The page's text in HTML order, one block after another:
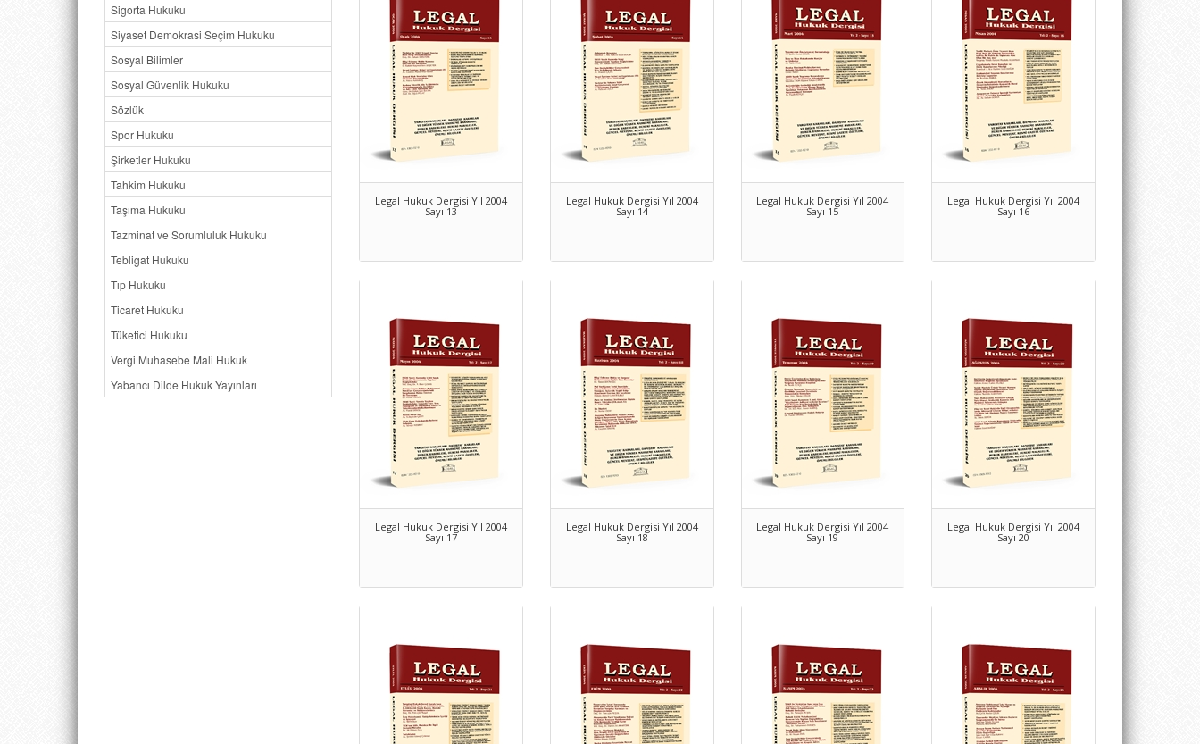
Sigorta Hukuku
Siyaset Demokrasi Seçim Hukuku
Sosyal Bilimler
Sosyal Güvenlik Hukuku
Sözlük
Spor Hukuku
Şirketler Hukuku
Tahkim Hukuku
Taşıma Hukuku
Tazminat ve Sorumluluk Hukuku
Tebligat Hukuku
Tıp Hukuku
Ticaret Hukuku
Tüketici Hukuku
Vergi Muhasebe Mali Hukuk
Yabancı Dilde Hukuk Yayınları
Legal Hukuk Dergisi Yıl 2004
Sayı 13
Legal Hukuk Dergisi Yıl 2004
Sayı 14
Legal Hukuk Dergisi Yıl 2004
Sayı 15
Legal Hukuk Dergisi Yıl 2004
Sayı 16
Legal Hukuk Dergisi Yıl 2004
Sayı 17
Legal Hukuk Dergisi Yıl 2004
Sayı 18
Legal Hukuk Dergisi Yıl 2004
Sayı 19
Legal Hukuk Dergisi Yıl 2004
Sayı 20